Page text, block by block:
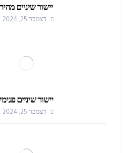
יישור שיניים מהיר
דצמבר 25, 2024
יישור שיניים פנימי
דצמבר 25, 2024